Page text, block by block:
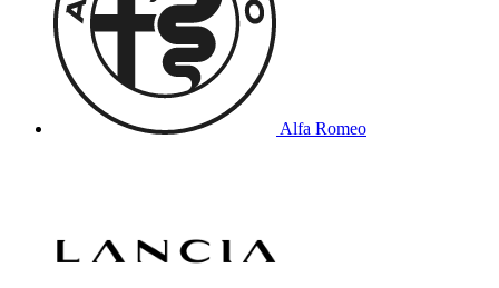
Alfa Romeo